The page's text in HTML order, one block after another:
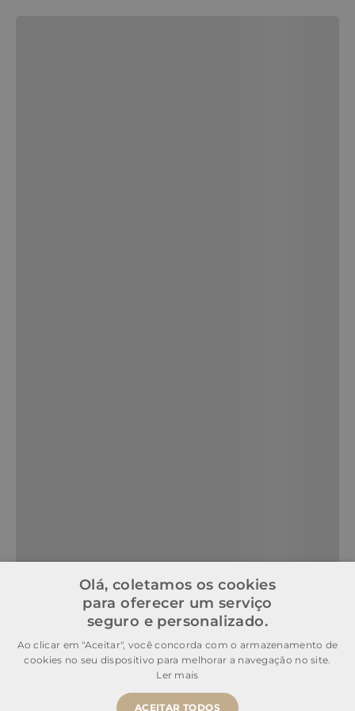
Olá, coletamos os cookies
para oferecer um serviço
seguro e personalizado.
Ao clicar em "Aceitar", você concorda com o armazenamento de
cookies no seu dispositivo para melhorar a navegação no site.
Ler mais
ACEITAR TODOS